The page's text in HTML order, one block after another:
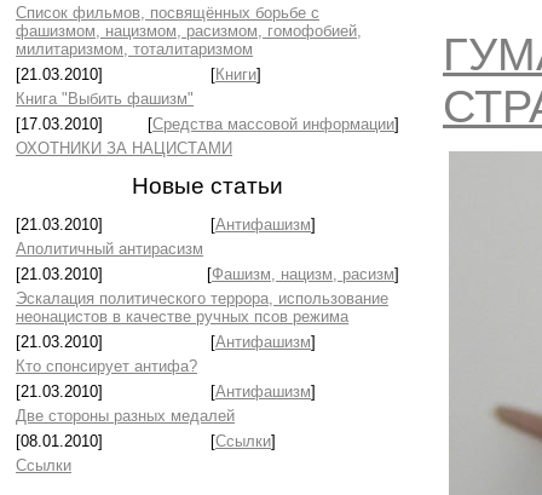
Список фильмов, посвящённых борьбе с
фашизмом, нацизмом, расизмом, гомофобией,
милитаризмом, тоталитаризмом
[21.03.2010]
[Книги]
Книга "Выбить фашизм"
[17.03.2010]
[Средства массовой информации]
ОХОТНИКИ ЗА НАЦИСТАМИ
Новые статьи
[21.03.2010] [Антифашизм]
Аполитичный антирасизм
[21.03.2010]
[Фашизм, нацизм, расизм]
Эскалация политического террора, использование
неонацистов в качестве ручных псов режима
[21.03.2010]
[Антифашизм]
Кто спонсирует антифа?
[21.03.2010]
[Антифашизм]
Две стороны разных медалей
[08.01.2010]
[Ссылки]
Ссылки